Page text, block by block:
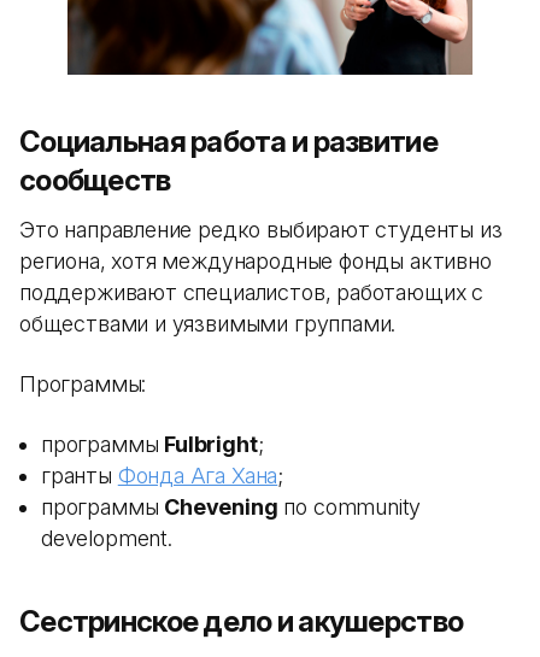
Социальная работа и развитие
сообществ
Это направление редко выбирают студенты из
региона, хотя международные фонды активно
поддерживают специалистов, работающих с
обществами и уязвимыми группами.
Программы:
программы Fulbright;
гранты Фонда Ага Хана;
программы Chevening по community
development.
Сестринское дело и акушерство